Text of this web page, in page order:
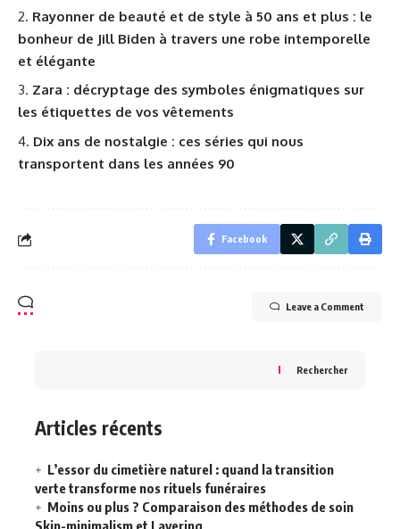
Rayonner de beauté et de style à 50 ans et plus : le
bonheur de Jill Biden à travers une robe intemporelle
et élégante
Zara : décryptage des symboles énigmatiques sur
les étiquettes de vos vêtements
Dix ans de nostalgie : ces séries qui nous
transportent dans les années 90
Facebook
Leave a Comment
Rechercher
Articles récents
L’essor du cimetière naturel : quand la transition
verte transforme nos rituels funéraires
Moins ou plus ? Comparaison des méthodes de soin
Skin-minimalism et Layering